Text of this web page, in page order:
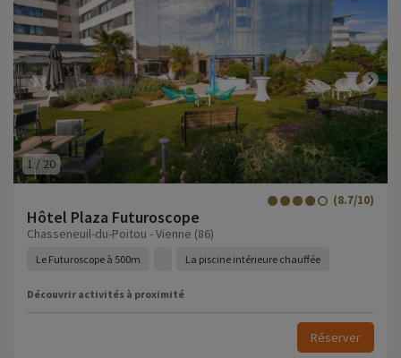
1 / 20
Hôtel Plaza Futuroscope
(8.7/10)
Chasseneuil-du-Poitou - Vienne (86)
Le Futuroscope à 500m La piscine intérieure chauffée
Découvrir activités à proximité
Réserver